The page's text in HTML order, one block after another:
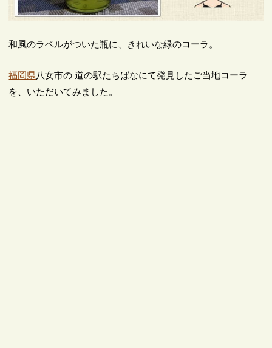
和風のラベルがついた瓶に、きれいな緑のコーラ。
福岡県八女市の 道の駅たちばなにて発見したご当地コーラ
を、いただいてみました。